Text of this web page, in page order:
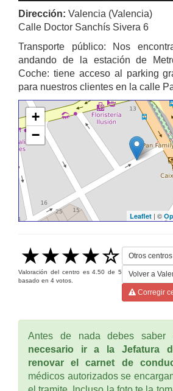
Dirección: Valencia (Valencia)
Calle Doctor Sanchís Sivera 6
Transporte público: Nos
andando de la estación de
Coche: tiene acceso al parking
para nuestros clientes en la calle
+
−
Leaflet | ©
Valoración del centro es4.50 de5
basado en 4 votos.
Otros
Volver a
Corregir
Antes de nada debes saber
necesario ir a la Jefatura
renovar el carnet de
médicos autorizados se